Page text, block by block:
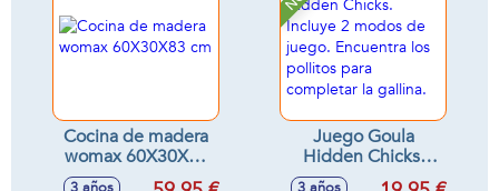
Cocina de madera
womax 60X30X83
Juego Goula
Hidden Chicks.
Incluye 2 modos de